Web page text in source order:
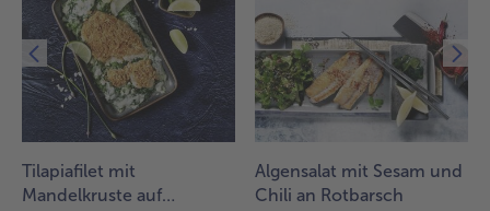
die
den Lauch in
gefettete
Soße und die
darauf
Tilapiafilet mit
Mandelkruste auf
Algensalat mit Sesam und
Chili an Rotbarsch